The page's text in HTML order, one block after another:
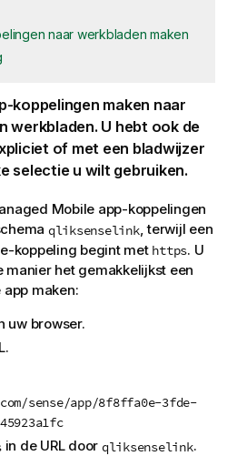
naar werkbladen maken
koppelingen maken naar
werkbladen. U hebt ook de
of met een bladwijzer
selectie u wilt gebruiken.
Mobile app-koppelingen
qliksenselink, terwijl een
-koppeling begint met https. U
manier het gemakkelijkst een
maken:
uw browser.
.
sense/app/8f8ffa0e-3fde-
in de URLdoor qliksenselink.